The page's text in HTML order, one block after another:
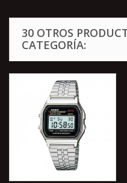
30 OTROS
CATEGORÍA: